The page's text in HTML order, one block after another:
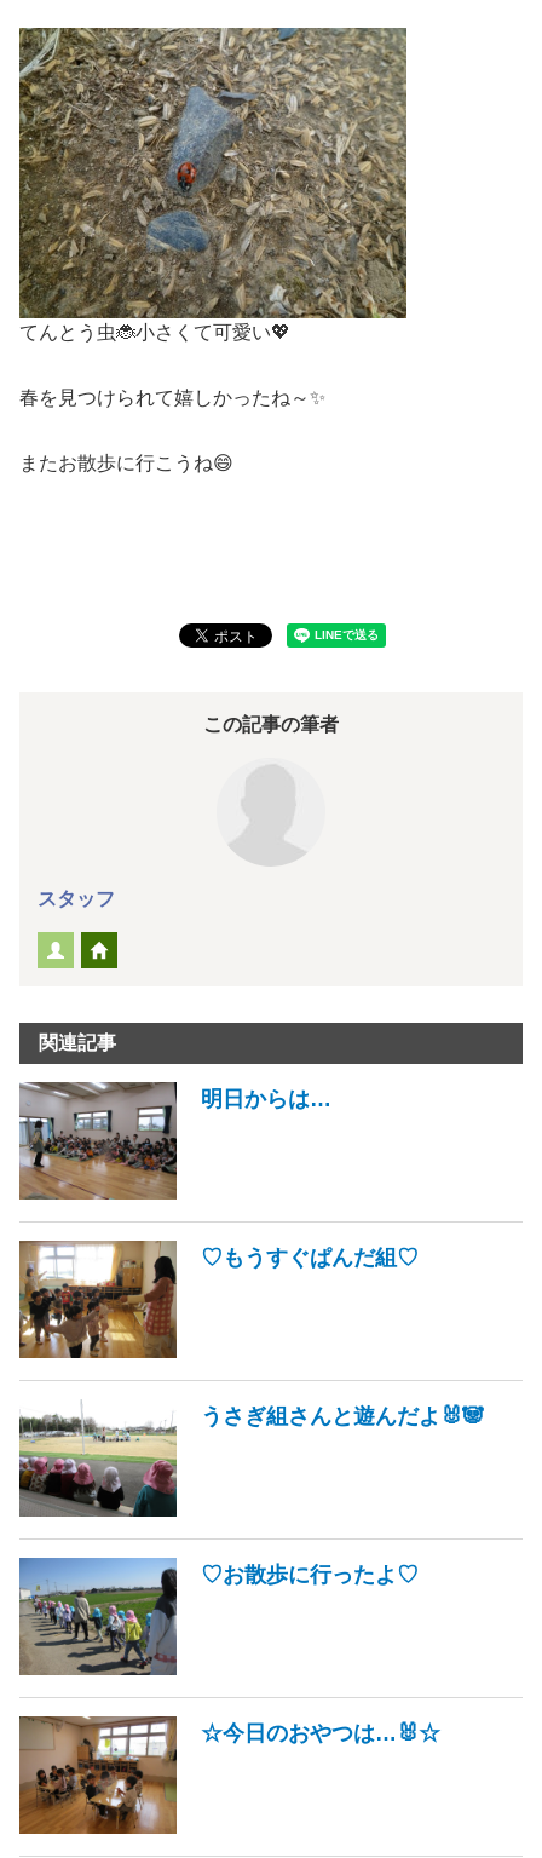
てんとう虫🐞小さくて可愛い💖
春を見つけられて嬉しかったね～✨
またお散歩に行こうね😄
この記事の筆者
スタッフ
関連記事
明日からは…
♡もうすぐぱんだ組♡
うさぎ組さんと遊んだよ🐰🐼
♡お散歩に行ったよ♡
☆今日のおやつは…🐰☆